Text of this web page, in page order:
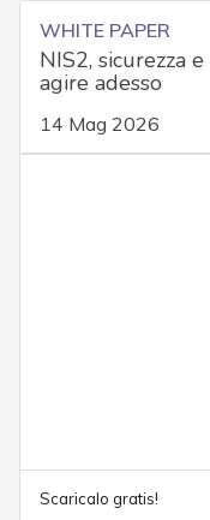
WHITE PAPER
NIS2, sicurezza
agire adesso
14 Mag 2026
Scaricalo gratis!